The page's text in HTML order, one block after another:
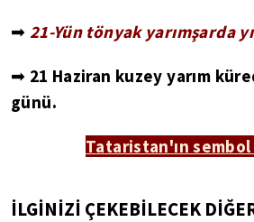
➡ 21-Yün tönyak yarımşarda
➡ 21 Haziran kuzey yarım
günü.
Tataristan'ın
İLGİNİZİ ÇEKEBİLECEK